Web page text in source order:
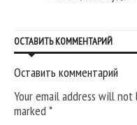
ОСТАВИТЬ КОММЕНТАРИЙ
Оставить комментарий
Your email address will
marked*